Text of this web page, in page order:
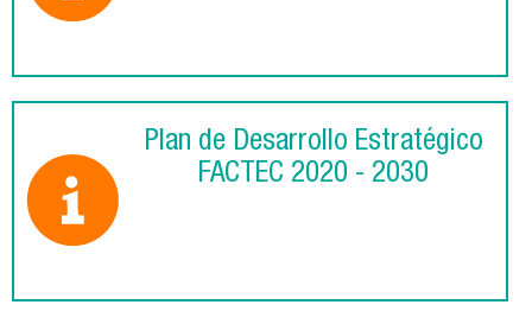
Plan de Desarrollo Estratégico
FACTEC 2020 - 2030